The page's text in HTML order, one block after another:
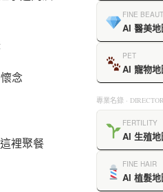
念
裡聚餐
FINE
AI 醫美地
PET
AI 寵物地
專業名錄 ·
FERTILITY
AI 生殖地
FINE HAIR
AI 植髮地